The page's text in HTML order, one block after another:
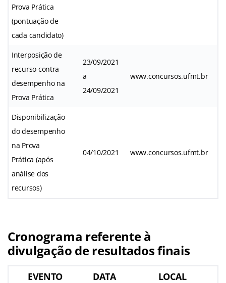
Prova Prática
(pontuação de
cada candidato)
Interposição de
recurso contra
desempenho na
Prova Prática
23/09/2021
a
24/09/2021
www.concursos.ufmt.br
Disponibilização
do desempenho
na Prova
Prática (após
análise dos
recursos)
04/10/2021 www.concursos.ufmt.br
Cronograma referente à
divulgação de resultados finais
EVENTO DATA LOCAL